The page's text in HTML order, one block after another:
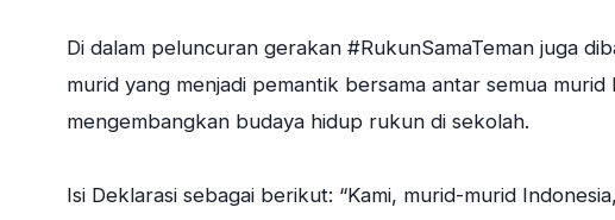
Di dalam peluncuran gerakan #RukunSamaTeman juga
murid yang menjadi pemantik bersama antar semua
mengembangkan budaya hidup rukun di sekolah.
Isi Deklarasi sebagai berikut: “Kami, murid-murid